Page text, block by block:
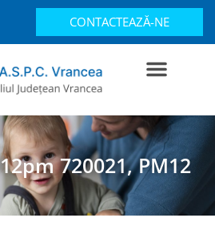
CONTACTEAZĂ-NE
720021, PM12